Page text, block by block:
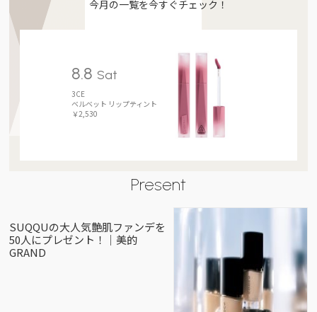
今月の一覧を今すぐチェック！
8.8 Sat
3CE
ベルベット リップティント
￥2,530
Present
SUQQUの大人気艶肌ファンデを
50人にプレゼント！｜美的
GRAND